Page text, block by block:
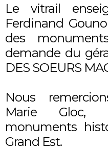
Le vitrail
Ferdinand
des
demande du
DES SOEURS
Nous
Marie Gloc,
monuments
Grand Est.